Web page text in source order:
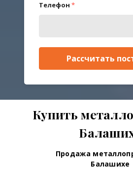
Телефон *
Рассчитать
Купить
Продажа
Балашихе